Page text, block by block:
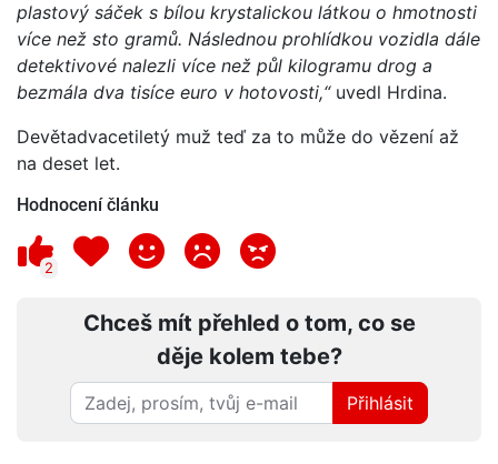
plastový sáček s bílou krystalickou látkou o hmotnosti
více než sto gramů. Následnou prohlídkou vozidla dále
detektivové nalezli více než půl kilogramu drog a
bezmála dva tisíce euro v hotovosti,“uvedl Hrdina.
Devětadvacetiletý muž teď za to může do vězení až
na deset let.
Hodnocení článku
2
Chceš mít přehled o tom, co se
děje kolem tebe?
Přihlásit